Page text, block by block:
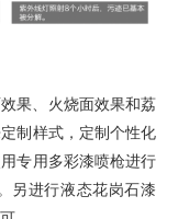
果、火烧面效果和荔
制样式，定制个性化
专用多彩漆喷枪进行
另进行液态花岗石漆